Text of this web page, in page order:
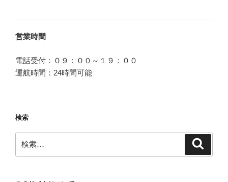
営業時間
電話受付：０９：００～１９：００
運航時間：24時間可能
検索
索: